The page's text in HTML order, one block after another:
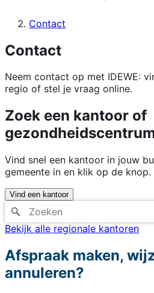
Contact
Contact
Neem contact op met IDEWE:
regio of stel je vraag online.
Zoek een kantoor of
Vind snel een kantoor in jouw
gemeente in en klik op de knop.
Vind een kantoor
Bekijk alle regionale kantoren
Afspraak maken,
annuleren?